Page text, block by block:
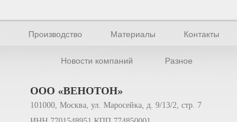
Производство Материалы Контакты
Новости компаний Разное
ООО «ВЕНОТОН»
101000, Москва, ул. Маросейка, д. 9/13/2, стр. 7